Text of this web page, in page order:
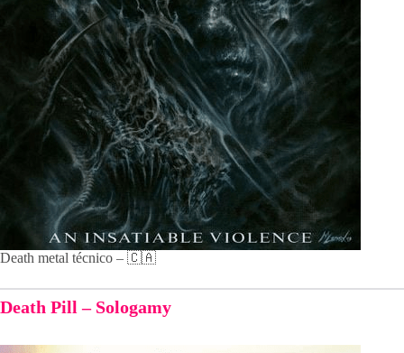
Death metal técnico – 🇨🇦
Death Pill – Sologamy